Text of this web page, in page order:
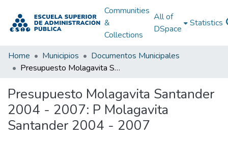
Communities
&
Collections
All of
DSpace
Statistics
Home Municipios
Documentos Municipales
Presupuesto Molagavita Santander 2004 - 2007: P Molagavita Santander 2004 - 2007
Presupuesto Molagavita Santander
2004 - 2007: P Molagavita
Santander 2004 - 2007